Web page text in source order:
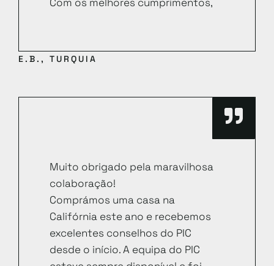
E.B., TURQUIA
Muito obrigado pela maravilhosa
colaboração!
Comprámos uma casa na
Califórnia este ano e recebemos
excelentes conselhos do PIC
desde o início. A equipa do PIC